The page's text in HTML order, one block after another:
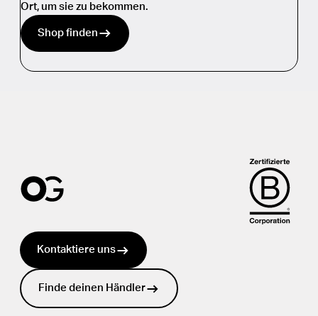
Ort, um sie zu bekommen.
Shop finden
Kontaktiere uns
Finde deinen Händler